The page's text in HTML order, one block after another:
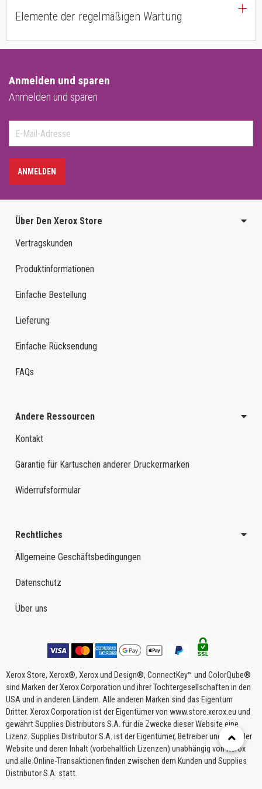
Elemente der regelmäßigen Wartung
Anmelden und sparen
Anmelden und sparen
ANMELDEN
Über Den Xerox Store
Vertragskunden
Produktinformationen
Einfache Bestellung
Lieferung
Einfache Rücksendung
FAQs
Andere Ressourcen
Kontakt
Garantie für Kartuschen anderer Druckermarken
Widerrufsformular
Rechtliches
Allgemeine Geschäftsbedingungen
Datenschutz
Über uns
Xerox Store, Xerox®, Xerox und Design®, ConnectKey™ und ColorQube®
sind Marken der Xerox Corporation und ihrer Tochtergesellschaften in den
USA und in anderen Ländern. Alle anderen Marken sind das Eigentum
Dritter. Xerox Corporation ist der Eigentümer von www.store.xerox.eu und
gewährt Supplies Distributors S.A. für die Zwecke dieser Website eine
Lizenz. Supplies Distributor S.A. ist der Eigentümer, Betreiber und Host der
Website und deren Inhalt (vorbehaltlich Lizenzen) unabhängig von Xerox
und alle Online-Transaktionen finden zwischen dem Kunden und Supplies
Distributor S.A. statt.